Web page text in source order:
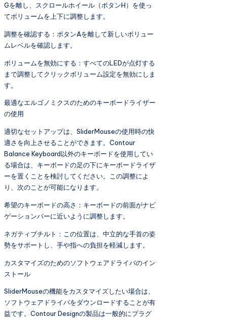
Gを離し、スクロールホイール（ボタンH）を使っ
てボリュームを上下に調整します。
調整を確認する：ボタンAを離して新しいボリュー
ムレベルを確認します。
ボリュームを無効にする：すべてのLEDが点灯する
まで調整してクリックボリューム設定を無効にしま
す。
最適なエルゴノミクスのためのキーボードライザー
の使用
適切なセットアップは、SliderMouseの使用時の快
適さを向上させることができます。Contour
Balance Keyboard以外のキーボードを使用してい
る場合は、キーボードの足の下にキーボードライザ
ーを置くことを検討してください。この調整によ
り、次のことが可能になります。
希望のキーボードの高さ：キーボードの前面がナビ
ゲーションバーに近いように調整します。
ネガティブチルト：この位置は、中立的な手首の姿
勢をサポートし、手や指への負担を軽減します。
カスタマイズのためのソフトウェアドライバのイン
ストール
SliderMouseの機能をカスタマイズしたい場合は、
ソフトウェアドライバをダウンロードすることが有
益です。Contour Designの製品は一般的にプラグ